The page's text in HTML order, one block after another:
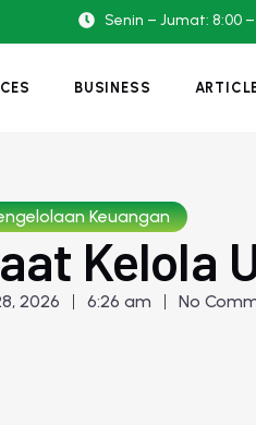
Senin – Jumat: 8:00 –
BUSINESS
Keuangan
Kelola
2026 6:26 am No